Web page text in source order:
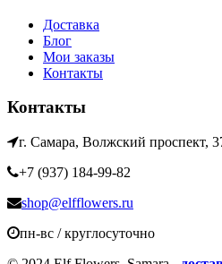
Доставка
Блог
Мои заказы
Контакты
Контакты
г. Самара, Волжский проспект,
+7 (937) 184-99-82
shop@elfflowers.ru
пн-вс / круглосуточно